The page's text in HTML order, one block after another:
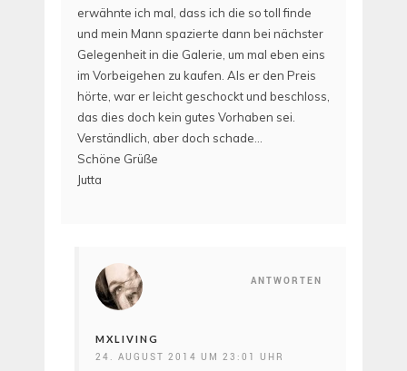
erwähnte ich mal, dass ich die so toll finde
und mein Mann spazierte dann bei nächster
Gelegenheit in die Galerie, um mal eben eins
im Vorbeigehen zu kaufen. Als er den Preis
hörte, war er leicht geschockt und beschloss,
das dies doch kein gutes Vorhaben sei.
Verständlich, aber doch schade…
Schöne Grüße
Jutta
ANTWORTEN
MXLIVING
24. AUGUST 2014 UM 23:01 UHR